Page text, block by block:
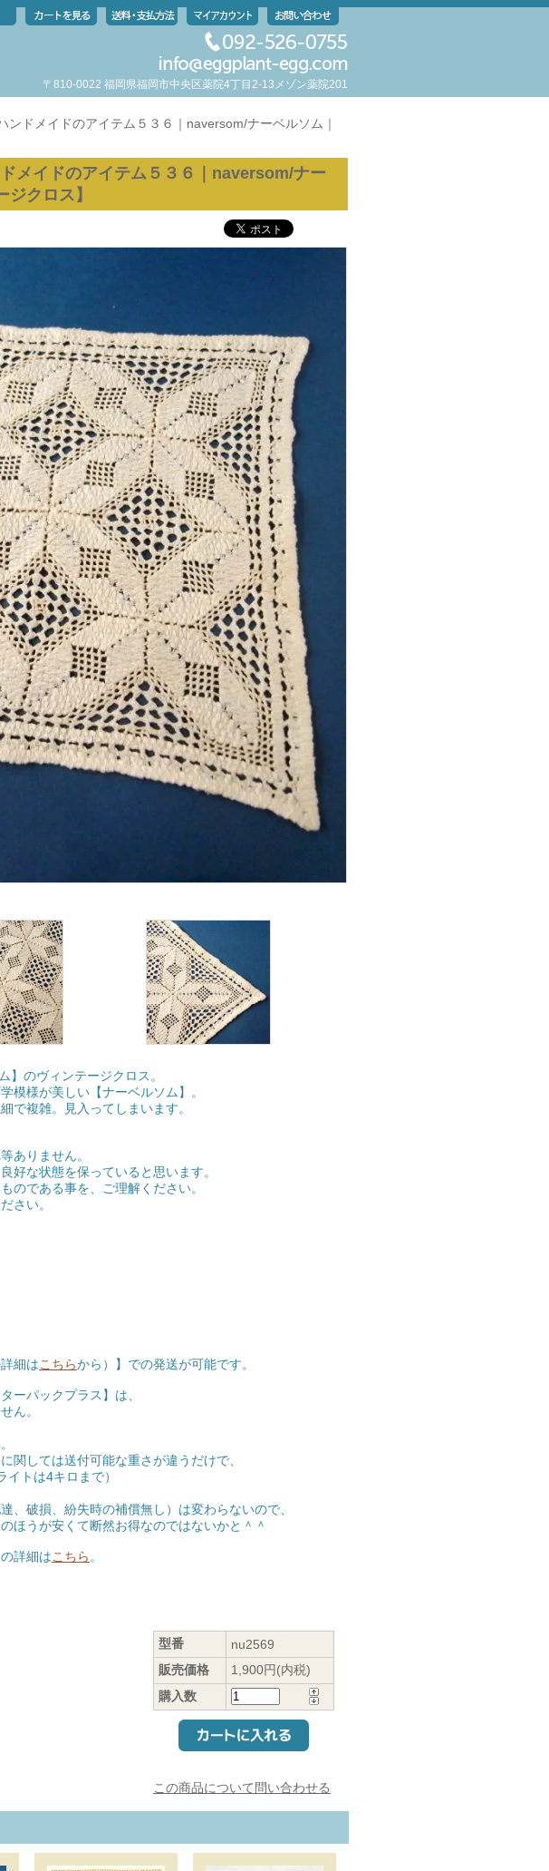
〒810-0022 福岡県福岡市中央区薬院4丁目2-13メゾン薬院201
ンドメイドのアイテム５３６｜naversom/ナーベルソム｜
メイドのアイテム５３６｜naversom/ナー
クロス】
】のヴィンテージクロス。
模様が美しい【ナーベルソム】。
で複雑。見入ってしまいます。
ありません。
好な状態を保っていると思います。
のである事を、ご理解ください。
さい。
細はこちらから）】での発送が可能です。
ーパックプラス】は、
ん。
しては送付可能な重さが違うだけで、
トは4キロまで）
破損、紛失時の補償無し）は変わらないので、
うが安くて断然お得なのではないかと＾＾
詳細はこちら 。
型番
nu2569
販売価格
1,900円(内税)
購入数
この商品について問い合わせる